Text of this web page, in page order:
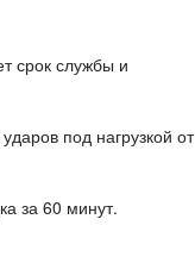
срок службы и
под нагрузкой от
за 60 минут.